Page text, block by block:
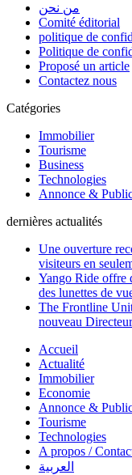
من نحن
Comité éditorial
politique de
Politique de
Proposé un article
Contactez nous
Catégories
Immobilier
Tourisme
Business
Technologies
Annonce &
dernières actualités
Une ouverture
visiteurs en
Yango Ride offre
des lunettes de
The Frontline
nouveau
Accueil
Actualité
Immobilier
Economie
Annonce &
Tourisme
Technologies
A propos /
العربية